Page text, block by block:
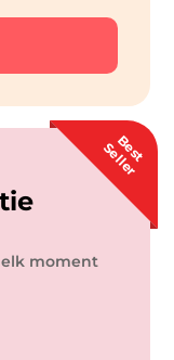
B
e
s
t
S
e
l
l
e
r
moment